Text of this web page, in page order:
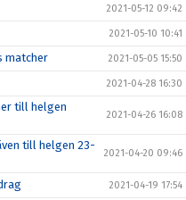
2021-05-12 09:42
2021-05-10 10:41
matcher 2021-05-05 15:50
2021-04-28 16:30
till helgen
2021-04-26 16:08
till helgen 23-
2021-04-20 09:46
2021-04-19 17:54